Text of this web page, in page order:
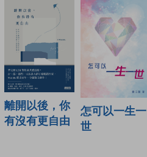
離開以後，你
有沒有更自由
怎可以一生一
世